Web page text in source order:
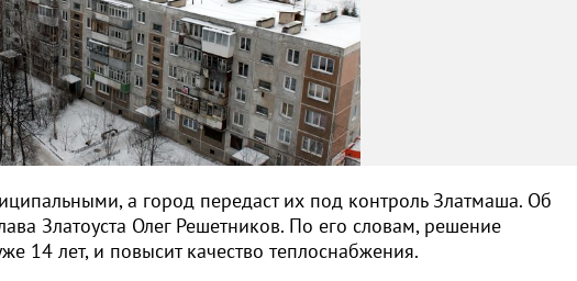
а город передаст их под контроль Златмаша. Об
Златоуста Олег Решетников. По его словам, решение
14 лет, и повысит качество теплоснабжения.